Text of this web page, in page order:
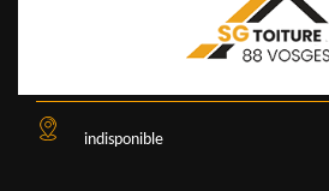
indisponible